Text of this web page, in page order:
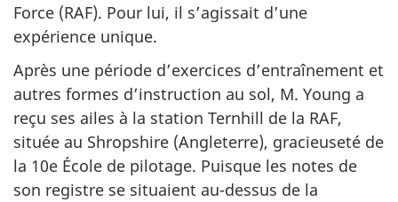
Force (RAF). Pour lui, il s’agissait d’une
expérience unique.
Après une période d’exercices d’entraînement et
autres formes d’instruction au sol, M. Young a
reçu ses ailes à la station Ternhill de la RAF,
située au Shropshire (Angleterre), gracieuseté de
la 10e École de pilotage. Puisque les notes de
son registre se situaient au-dessus de la